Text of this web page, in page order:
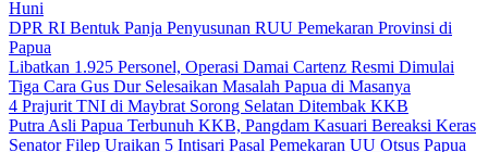
Huni
DPR RI Bentuk Panja Penyusunan RUU Pemekaran Provinsi di
Papua
Libatkan 1.925 Personel, Operasi Damai Cartenz Resmi Dimulai
Tiga Cara Gus Dur Selesaikan Masalah Papua di Masanya
4 Prajurit TNI di Maybrat Sorong Selatan Ditembak KKB
Putra Asli Papua Terbunuh KKB, Pangdam Kasuari Bereaksi Keras
Senator Filep Uraikan 5 Intisari Pasal Pemekaran UU Otsus Papua